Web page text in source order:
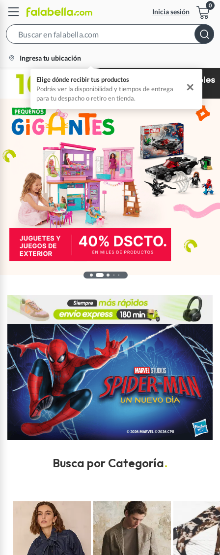
Inicia sesión
location-
Ingresa tu ubicación
Elige dónde recibir tus productos
Podrás ver la disponibilidad y tiempos de entrega
para tu despacho o retiro en tienda.
✕
Busca por Categoría.